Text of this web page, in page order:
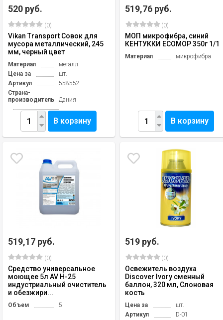
520 руб.
(0)
Vikan Transport Совок для
мусора металлический, 245
мм, черный цвет
Материал
металл
Цена за
шт.
Артикул
558552
Страна-
производитель
Дания
В корзину
519,76 руб.
(0)
МОП микрофибра, синий
КЕНТУККИ ECOMOP 350г 1/1
Материал микрофибра
В корзину
519,17 руб.
(0)
Средство универсальное
моющее 5л AV H-25
индустриальный очиститель
и обезжири...
Объем 5
519 руб.
(0)
Освежитель воздуха
Discover Ivory сменный
баллон, 320 мл, Слоновая
кость
Цена за
шт.
Артикул
D-01